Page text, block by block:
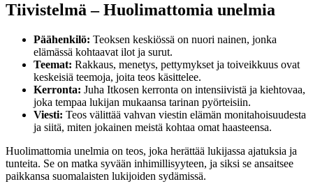
Tiivistelmä – Huolimattomia unelmia
Päähenkilö: Teoksen keskiössä on nuori nainen, jonka
elämässä kohtaavat ilot ja surut.
Teemat: Rakkaus, menetys, pettymykset ja toiveikkuus ovat
keskeisiä teemoja, joita teos käsittelee.
Kerronta: Juha Itkosen kerronta on intensiivistä ja kiehtovaa,
joka tempaa lukijan mukaansa tarinan pyörteisiin.
Viesti: Teos välittää vahvan viestin elämän monitahoisuudesta
ja siitä, miten jokainen meistä kohtaa omat haasteensa.
Huolimattomia unelmia on teos, joka herättää lukijassa ajatuksia ja
tunteita. Se on matka syvään inhimillisyyteen, ja siksi se ansaitsee
paikkansa suomalaisten lukijoiden sydämissä.